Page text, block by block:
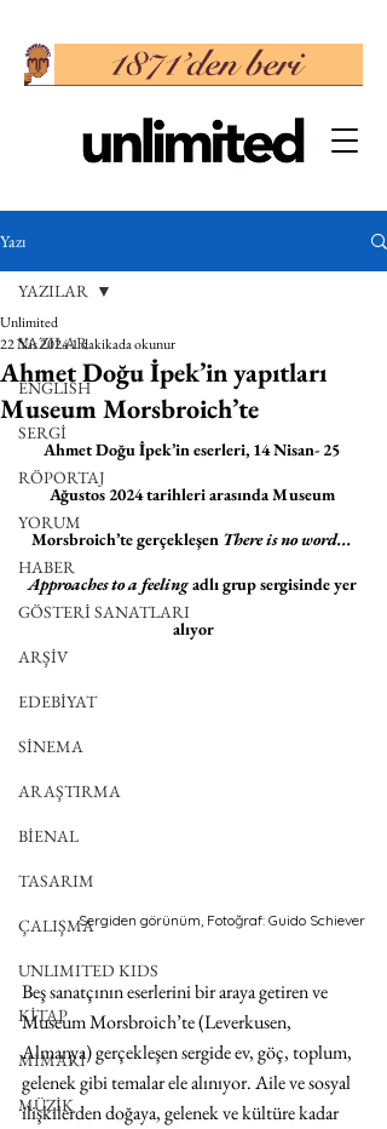
Yazı
YAZILAR
ENGLISH
SERGİ
RÖPORTAJ
YORUM
HABER
GÖSTERİ SANATLARI
ARŞİV
EDEBİYAT
SİNEMA
ARAŞTIRMA
BİENAL
TASARIM
ÇALIŞMA
UNLIMITED KIDS
KİTAP
MİMARİ
MÜZİK
YAZILAR
Ahmet Doğu İpek’in yapıtları
Museum Morsbroich’te
Unlimited
22 Nis 20241 dakikada okunur
Ahmet Doğu İpek’in eserleri, 14 Nisan- 25
Ağustos 2024 tarihleri arasında Museum
Morsbroich’te gerçekleşen There is no word...
Approaches to a feeling adlı grup sergisinde yer
alıyor
Sergiden görünüm, Fotoğraf: Guido Schiever
Beş sanatçının eserlerini bir araya getiren ve
Museum Morsbroich’te (Leverkusen,
Almanya) gerçekleşen sergide ev, göç, toplum,
gelenek gibi temalar ele alınıyor. Aile ve sosyal
ilişkilerden doğaya, gelenek ve kültüre kadar